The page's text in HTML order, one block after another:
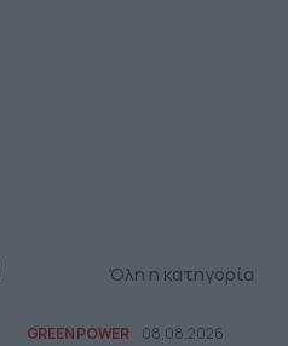
Όλη η κατηγορία
GREEN POWER 08.08.2026